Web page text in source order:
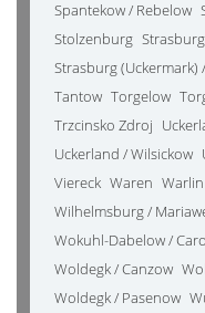
Spantekow / Rebelow
Stolzenburg Strasburg
Strasburg (Uckermark)
Tantow Torgelow
Trzcinsko Zdroj
Uckerland / Wilsickow
Viereck Waren Warlin
Wilhelmsburg /
Wokuhl-Dabelow /
Woldegk / Canzow
Woldegk / Pasenow